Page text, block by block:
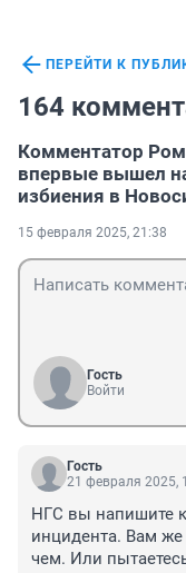
ПЕРЕЙТИ К
164
Комментатор
впервые вышел
избиения в
15 февраля 2025, 21:38
Гость
Войти
Гость
21 февраля 2025,
НГС вы напишите
инцидента. Вам
чем. Или